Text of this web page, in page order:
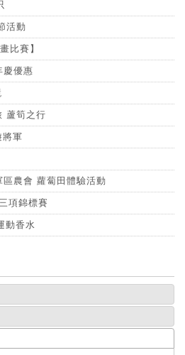
活動
比賽】
慶優惠
蘆筍之行
軍
農會 蘿蔔田體驗活動
項錦標賽
動香水